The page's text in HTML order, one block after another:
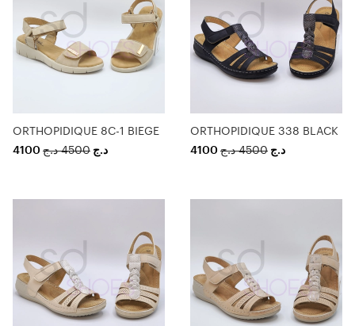
ORTHOPIDIQUE 8C-1 BIEGE
4100
د.ج 4500 د.ج
ORTHOPIDIQUE 338 BLACK
4100
د.ج 4500 د.ج